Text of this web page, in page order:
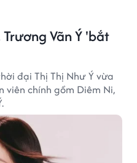
Vãn Ý 'bắt
đại Thị Thị Như Ý vừa
viên chính gồm Diêm Ni,